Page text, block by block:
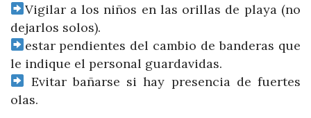
Vigilar a los niños en las orillas de playa (no
dejarlos solos).
estar pendientes del cambio de banderas que
le indique el personal guardavidas.
Evitar bañarse si hay presencia de fuertes
olas.